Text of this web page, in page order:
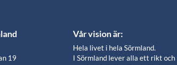
19
Vår vision är:
Hela livet i hela Sörmland.
I Sörmland lever alla ett rikt och